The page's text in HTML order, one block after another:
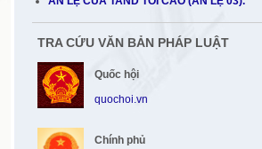
TRA CỨU VĂN BẢN PHÁP LUẬT
Quốc hội
quochoi.vn
Chính phủ